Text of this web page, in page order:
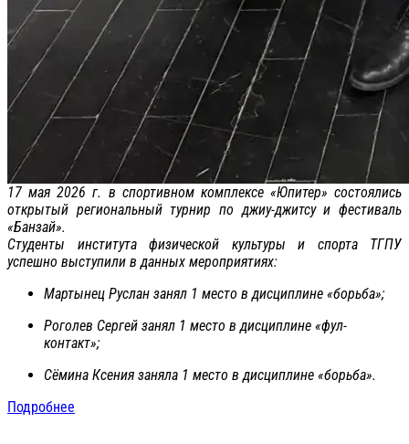
17 мая 2026 г. в спортивном комплексе «Юпитер» состоялись
открытый региональный турнир по джиу-джитсу и фестиваль
«Банзай».
Студенты института физической культуры и спорта ТГПУ
успешно выступили в данных мероприятиях:
Мартынец Руслан занял 1 место в дисциплине «борьба»;
Роголев Сергей занял 1 место в дисциплине «фул-
контакт»;
Сёмина Ксения заняла 1 место в дисциплине «борьба».
Подробнее